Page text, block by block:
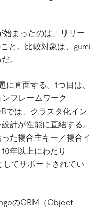
まったのは、リリー
と。比較対象は、gumi
。
直面する。1つ目は、
フレームワーク
では、クラスタ化イン
計が性能に直結する。
た複合主キー／複合イ
年以上にわたり
てサポートされてい
のORM（Object-